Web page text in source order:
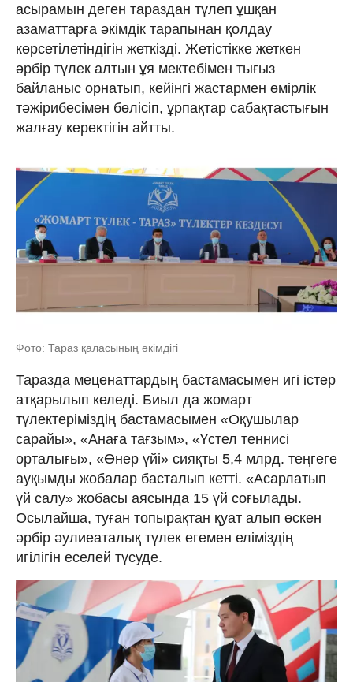
асырамын деген тараздан түлеп ұшқан
азаматтарға әкімдік тарапынан қолдау
көрсетілетіндігін жеткізді. Жетістікке жеткен
әрбір түлек алтын ұя мектебімен тығыз
байланыс орнатып, кейінгі жастармен өмірлік
тәжірибесімен бөлісіп, ұрпақтар сабақтастығын
жалғау керектігін айтты.
Фото: Тараз қаласының әкімдігі
Таразда меценаттардың бастамасымен игі істер
атқарылып келеді. Биыл да жомарт
түлектеріміздің бастамасымен «Оқушылар
сарайы», «Анаға тағзым», «Үстел теннисі
орталығы», «Өнер үйі» сияқты 5,4 млрд. теңгеге
ауқымды жобалар басталып кетті. «Асарлатып
үй салу» жобасы аясында 15 үй соғылады.
Осылайша, туған топырақтан қуат алып өскен
әрбір әулиеаталық түлек егемен еліміздің
игілігін еселей түсуде.